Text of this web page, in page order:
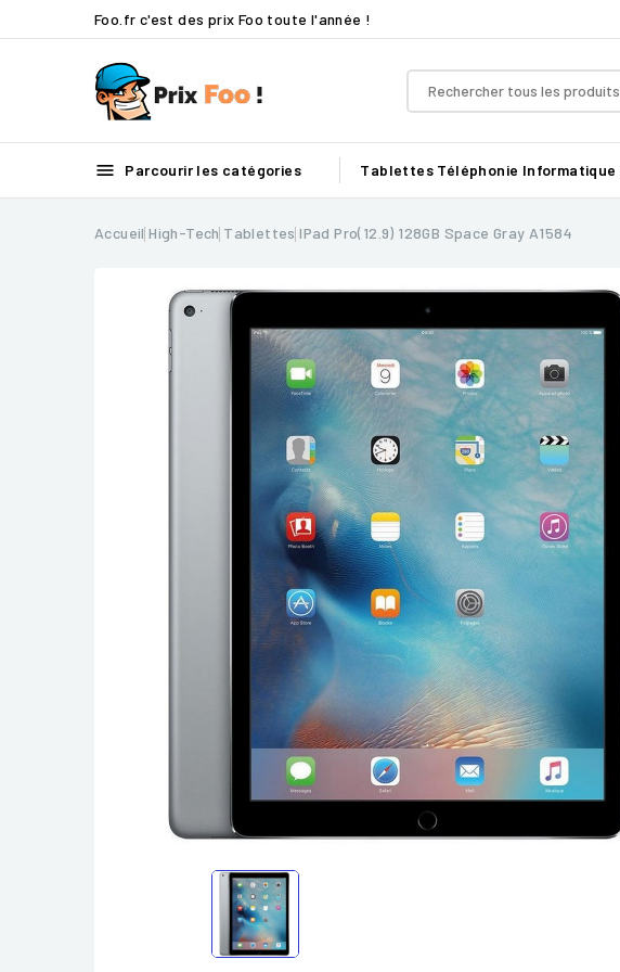
Foo.fr c'est des prix Foo toute l'année !
 Parcourir les catégories Tablettes Téléphonie Informatique
Accueil High-Tech Tablettes IPad Pro(12.9) 128GB Space Gray A1584